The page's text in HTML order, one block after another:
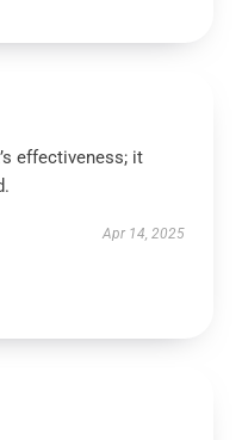
effectiveness; it
Apr 14, 2025